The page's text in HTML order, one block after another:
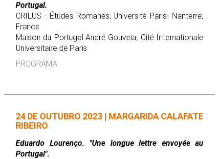
Portugal.
CRILUS - Études Romanes, Université Paris- Nanterre,
France
Maison du Portugal André Gouveia, Cité Internationale
Universitaire de Paris
PROGRAMA
24 DE OUTUBRO 2023 | MARGARIDA CALAFATE
RIBEIRO
Eduardo Lourenço. "Une longue lettre envoyée au
Portugal".